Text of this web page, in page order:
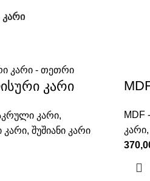
კარი
კარი
კარი,
კარი, შუშიანი კარი
MDF
კარი,